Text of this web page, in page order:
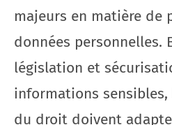
majeurs en matière de
données personnelles.
législation et
informations
du droit doivent